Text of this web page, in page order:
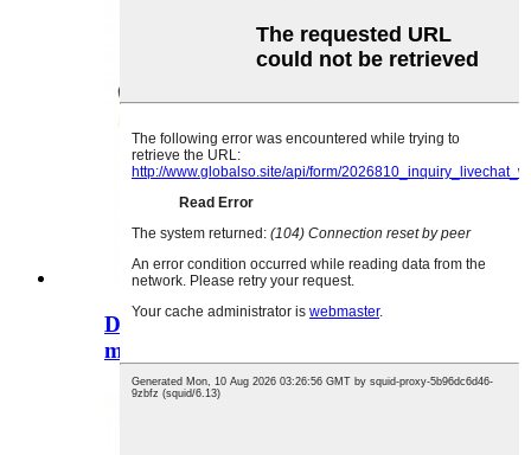
DC-005 de alta qualidade 2,1 × 5,5
mm 2,5 * 5,5 mm DC ...